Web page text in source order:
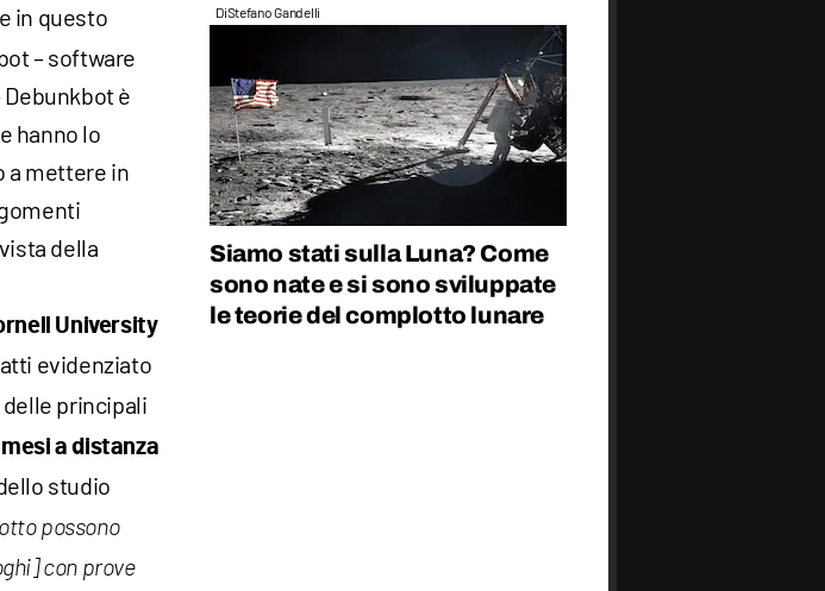
in questo
– software
è
hanno lo
a mettere in
della
University
evidenziato
principali
a distanza
studio
possono
con prove
DiStefano Gandelli
Siamo stati sulla Luna? Come
sono nate e si sono sviluppate
le teorie del complotto lunare